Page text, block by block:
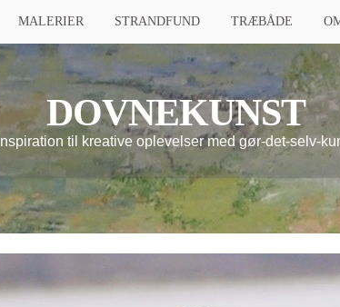
MALERIER STRANDFUND TRÆBÅDE
DOVNEKUNST
Inspiration til kreative oplevelser med gør-det-selv-